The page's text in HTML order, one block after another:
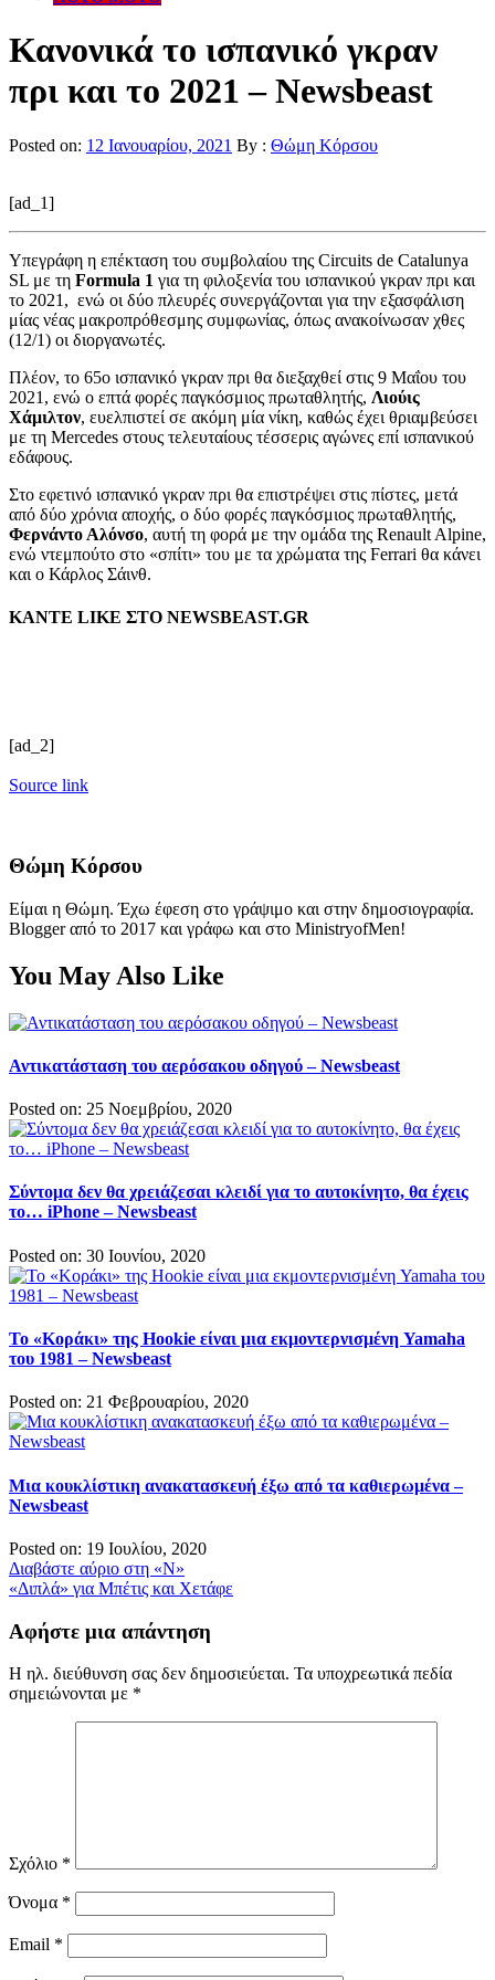
Κανονικά το ισπανικό γκραν
πρι και το 2021 – Newsbeast
Posted on: 12 Ιανουαρίου, 2021 By : Θώμη Κόρσου
[ad_1]
Υπεγράφη η επέκταση του συμβολαίου της Circuits de Catalunya
SL με τη Formula 1 για τη φιλοξενία του ισπανικού γκραν πρι και
το 2021, ενώ οι δύο πλευρές συνεργάζονται για την εξασφάλιση
μίας νέας μακροπρόθεσμης συμφωνίας, όπως ανακοίνωσαν χθες
(12/1) οι διοργανωτές.
Πλέον, το 65ο ισπανικό γκραν πρι θα διεξαχθεί στις 9 Μαΐου του
2021, ενώ ο επτά φορές παγκόσμιος πρωταθλητής, Λιούις
Χάμιλτον, ευελπιστεί σε ακόμη μία νίκη, καθώς έχει θριαμβεύσει
με τη Mercedes στους τελευταίους τέσσερις αγώνες επί ισπανικού
εδάφους.
Στο εφετινό ισπανικό γκραν πρι θα επιστρέψει στις πίστες, μετά
από δύο χρόνια αποχής, ο δύο φορές παγκόσμιος πρωταθλητής,
Φερνάντο Αλόνσο, αυτή τη φορά με την ομάδα της Renault Alpine,
ενώ ντεμπούτο στο «σπίτι» του με τα χρώματα της Ferrari θα κάνει
και ο Κάρλος Σάινθ.
ΚΑΝΤΕ LIKE ΣΤΟ NEWSBEAST.GR
[ad_2]
Source link
Θώμη Κόρσου
Είμαι η Θώμη. Έχω έφεση στο γράψιμο και στην δημοσιογραφία.
Blogger από το 2017 και γράφω και στο MinistryofMen!
You May Also Like
Αντικατάσταση του αερόσακου οδηγού – Newsbeast
Posted on: 25 Νοεμβρίου, 2020
Σύντομα δεν θα χρειάζεσαι κλειδί για το αυτοκίνητο, θα έχεις
το… iPhone – Newsbeast
Posted on: 30 Ιουνίου, 2020
Το «Κοράκι» της Hookie είναι μια εκμοντερνισμένη Yamaha
του 1981 – Newsbeast
Posted on: 21 Φεβρουαρίου, 2020
Μια κουκλίστικη ανακατασκευή έξω από τα καθιερωμένα –
Newsbeast
Posted on: 19 Ιουλίου, 2020
Πλοήγηση
άρθρων
Διαβάστε αύριο στη «Ν»
«Διπλά» για Μπέτις και Χετάφε
Αφήστε μια απάντηση
Η ηλ. διεύθυνση σας δεν δημοσιεύεται. Τα υποχρεωτικά πεδία
σημειώνονται με *
Σχόλιο *
Όνομα *
Email *